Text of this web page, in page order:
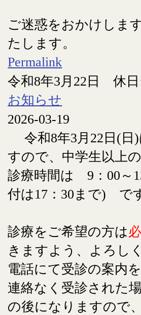
ご迷惑をおかけしま
たします。
Permalink
令和8年3月22日 休
お知らせ
2026-03-19
令和8年3月22日(日
すので、中学生以上
診療時間は 9：00～
付は17：30まで) で
診療をご希望の方は
きますよう、よろし
電話にて受診の案内
連絡なく受診された
の後になりますので